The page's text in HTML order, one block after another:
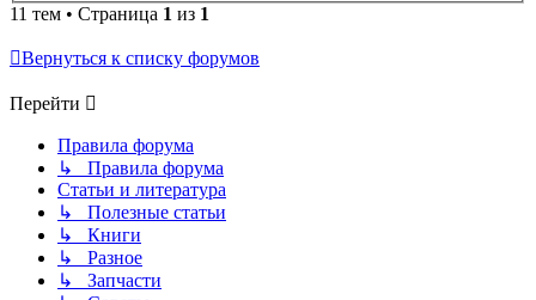
11 тем • Страница 1 из 1
Вернуться к списку форумов
Перейти
Правила форума
↳ Правила форума
Статьи и литература
↳ Полезные статьи
↳ Книги
↳ Разное
↳ Запчасти